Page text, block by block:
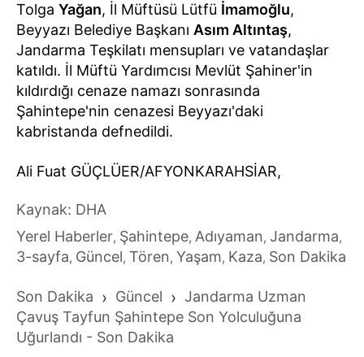
Tolga Yağan, İl Müftüsü Lütfü İmamoğlu,
Beyyazı Belediye Başkanı Asım Altıntaş,
Jandarma Teşkilatı mensupları ve vatandaşlar
katıldı. İl Müftü Yardımcısı Mevlüt Şahiner'in
kıldırdığı cenaze namazı sonrasında
Şahintepe'nin cenazesi Beyyazı'daki
kabristanda defnedildi.
Ali Fuat GÜÇLÜER/AFYONKARAHSİAR,
Kaynak: DHA
Yerel Haberler, Şahintepe, Adıyaman, Jandarma,
3-sayfa, Güncel, Tören, Yaşam, Kaza, Son Dakika
Son Dakika › Güncel › Jandarma Uzman
Çavuş Tayfun Şahintepe Son Yolculuğuna
Uğurlandı - Son Dakika